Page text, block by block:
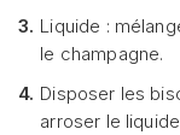
3. Liquide :
le champagne.
4. Disposer les
arroser le